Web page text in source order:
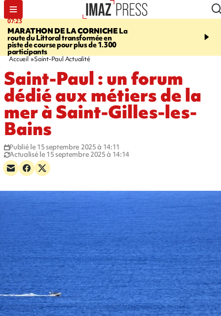
07:23
MARATHON DE LA CORNICHELa
route du Littoral transformée en
piste de course pour plus de 1.300
participants
08:37
braderie de l'océan
Accueil Saint-Paul Actualité
Saint-Paul : un forum
dédié aux métiers de la
mer à Saint-Gilles-les-
Bains
Publié le 15 septembre 2025 à 14:11
Actualisé le 15 septembre 2025 à 14:14